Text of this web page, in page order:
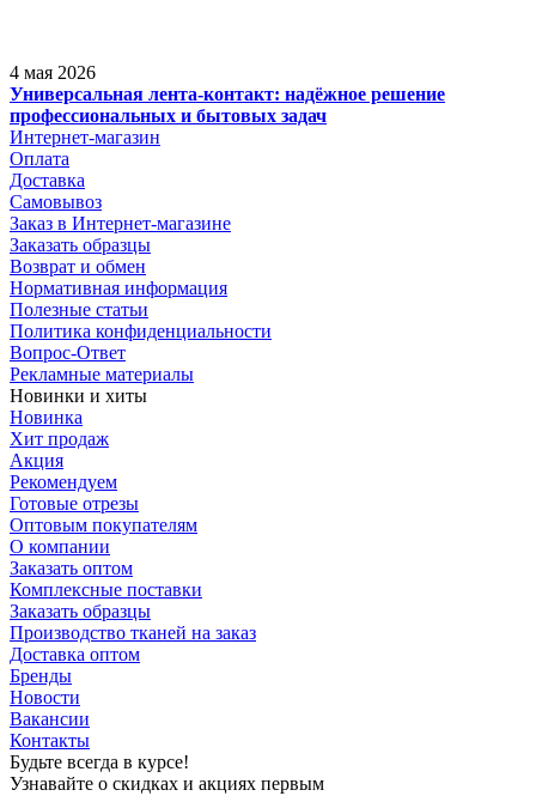
4 мая 2026
Универсальная лента-контакт: надёжное решение
профессиональных и бытовых задач
Интернет-магазин
Оплата
Доставка
Самовывоз
Заказ в Интернет-магазине
Заказать образцы
Возврат и обмен
Нормативная информация
Полезные статьи
Политика конфиденциальности
Вопрос-Ответ
Рекламные материалы
Новинки и хиты
Новинка
Хит продаж
Акция
Рекомендуем
Готовые отрезы
Оптовым покупателям
О компании
Заказать оптом
Комплексные поставки
Заказать образцы
Производство тканей на заказ
Доставка оптом
Бренды
Новости
Вакансии
Контакты
Будьте всегда в курсе!
Узнавайте о скидках и акциях первым